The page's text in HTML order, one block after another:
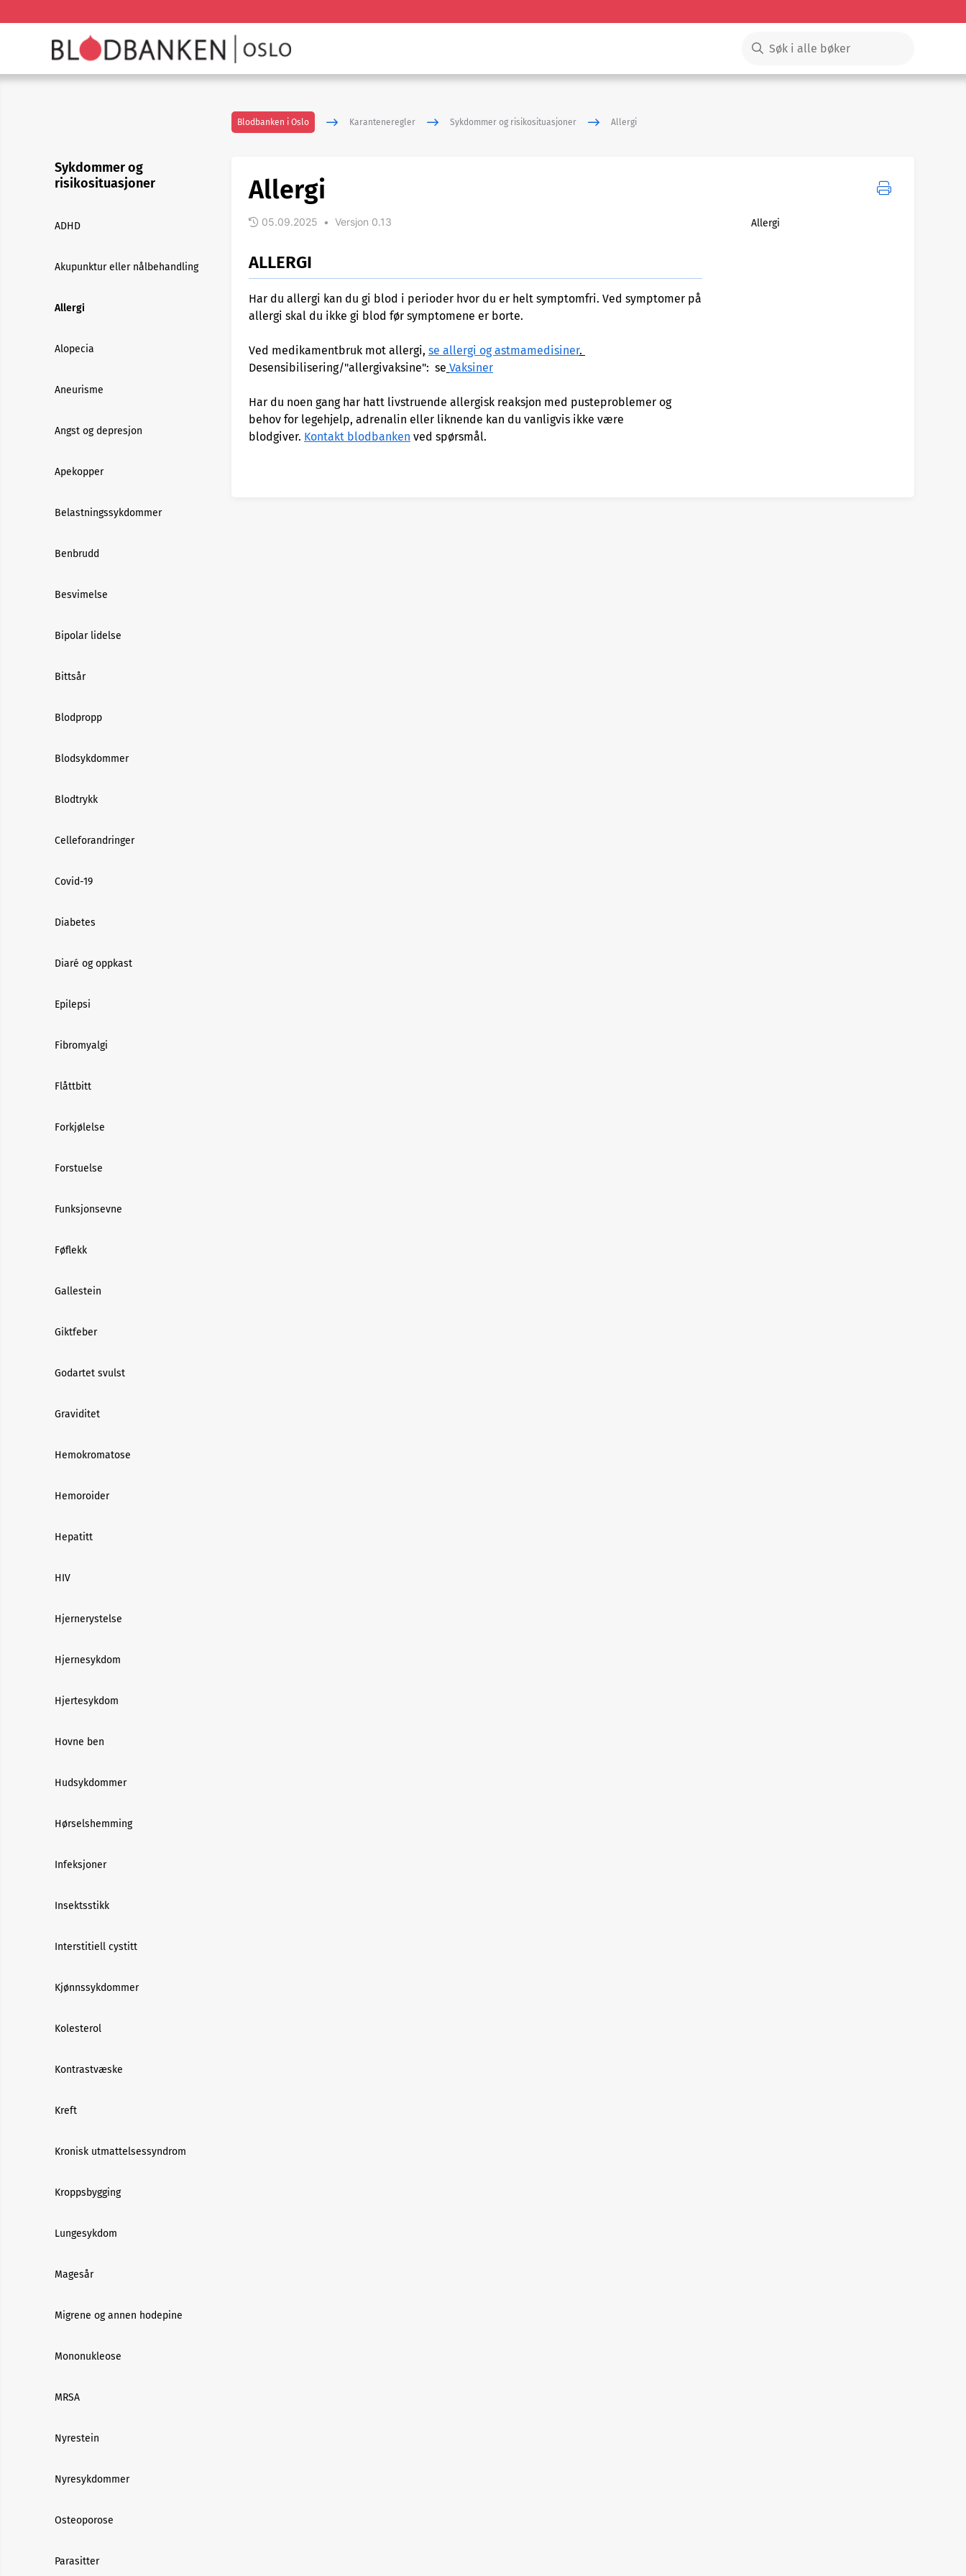
Blodbanken i Oslo Karanteneregler Sykdommer og risikosituasjoner Allergi
Sykdommer og
risikosituasjoner
ADHD
Akupunktur eller nålbehandling
Allergi
Alopecia
Aneurisme
Angst og depresjon
Apekopper
Belastningssykdommer
Benbrudd
Besvimelse
Bipolar lidelse
Bittsår
Blodpropp
Blodsykdommer
Blodtrykk
Celleforandringer
Covid-19
Diabetes
Diaré og oppkast
Epilepsi
Fibromyalgi
Flåttbitt
Forkjølelse
Forstuelse
Funksjonsevne
Føflekk
Gallestein
Giktfeber
Godartet svulst
Graviditet
Hemokromatose
Hemoroider
Hepatitt
HIV
Hjernerystelse
Hjernesykdom
Hjertesykdom
Hovne ben
Hudsykdommer
Hørselshemming
Infeksjoner
Insektsstikk
Interstitiell cystitt
Kjønnssykdommer
Kolesterol
Kontrastvæske
Kreft
Kronisk utmattelsessyndrom
Kroppsbygging
Lungesykdom
Magesår
Migrene og annen hodepine
Mononukleose
MRSA
Nyrestein
Nyresykdommer
Osteoporose
Parasitter
Allergi
05.09.2025 • Versjon 0.13
ALLERGI
Har du allergi kan du gi blod i perioder hvor du er helt symptomfri. Ved symptomer på
allergi skal du ikke gi blod før symptomene er borte.
Ved medikamentbruk mot allergi, se allergi og astmamedisiner.
Desensibilisering/"allergivaksine": se Vaksiner
Har du noen gang har hatt livstruende allergisk reaksjon med pusteproblemer og
behov for legehjelp, adrenalin eller liknende kan du vanligvis ikke være
blodgiver. Kontakt blodbanken ved spørsmål.
Allergi